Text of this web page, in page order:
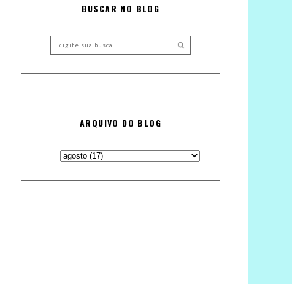
BUSCAR NO BLOG
ARQUIVO DO BLOG